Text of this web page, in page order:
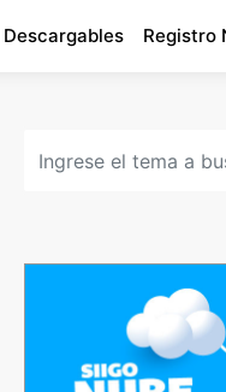
Descargables Registro